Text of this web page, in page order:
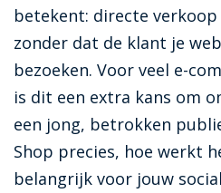
betekent: directe
zonder dat de klant je
bezoeken. Voor veel e-
is dit een extra kans om
een jong, betrokken
Shop precies, hoe werkt
belangrijk voor jouw